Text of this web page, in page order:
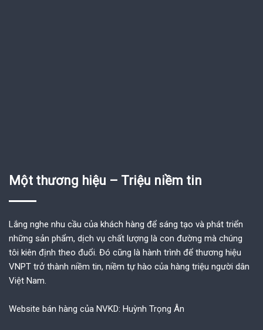
Một thương hiệu – Triệu niềm tin
Lắng nghe nhu cầu của khách hàng để sáng tạo và phát triển
những sản phẩm, dịch vụ chất lượng là con đường mà chúng
tôi kiên định theo đuổi. Đó cũng là hành trình để thương hiệu
VNPT trở thành niềm tin, niềm tự hào của hàng triệu người dân
Việt Nam.
Website bán hàng của NVKD: Huỳnh Trọng Ân